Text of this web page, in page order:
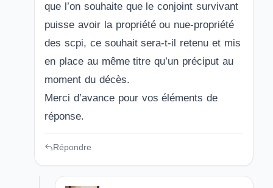
que l’on souhaite que le conjoint survivant
puisse avoir la propriété ou nue-propriété
des scpi, ce souhait sera-t-il retenu et mis
en place au même titre qu’un préciput au
moment du décès.
Merci d’avance pour vos éléments de
réponse.
Répondre